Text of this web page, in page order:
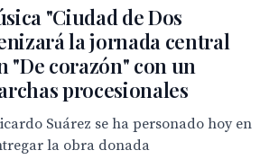
"Ciudad de Dos
la jornada central
"De corazón" con un
procesionales
Suárez se ha personado hoy en
la obra donada